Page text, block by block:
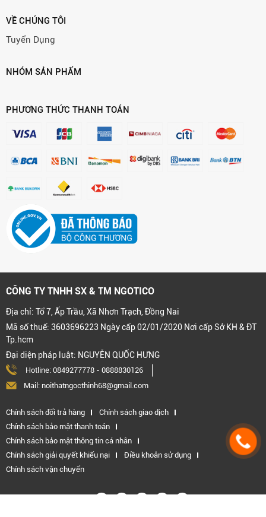
VỀ CHÚNG TÔI
Tuyển Dụng
NHÓM SẢN PHẨM
PHƯƠNG THỨC THANH TOÁN
CÔNG TY TNHH SX & TM NGOTICO
Địa chỉ: Tổ 7, Ấp Trầu, Xã Nhơn Trạch, Đồng Nai
Mã số thuế: 3603696223 Ngày cấp 02/01/2020 Nơi cấp Sở KH & ĐT
Tp.hcm
Đại diện pháp luật: NGUYỄN QUỐC HƯNG
Hotline: 0849277778 - 0888830126
Mail: noithatngocthinh68@gmail.com
Chính sách đổi trả hàng
Chính sách giao dịch
Chính sách bảo mật thanh toán
Chính sách bảo mật thông tin cá nhân
Chính sách giải quyết khiếu nại
Điều khoản sử dụng
Chính sách vận chuyển